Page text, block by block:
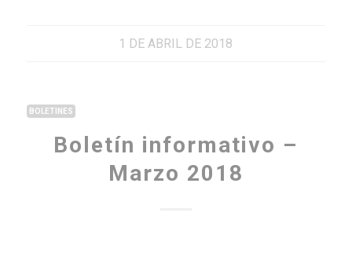
1 DE ABRIL DE 2018
BOLETINES
Boletín informativo –
Marzo 2018